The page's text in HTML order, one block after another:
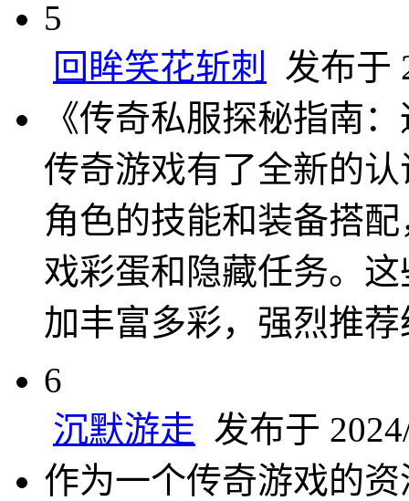
5
回眸笑花斩刺
发布于
《传奇私服探秘指南
传奇游戏有了全新的
角色的技能和装备搭
戏彩蛋和隐藏任务。
加丰富多彩，强烈推
6
沉默游走 发布于
作为一个传奇游戏的